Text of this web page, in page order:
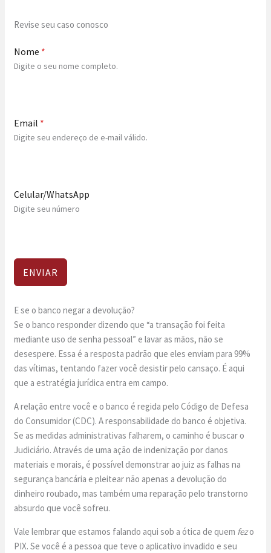
Revise seu caso conosco
Nome *
Digite o seu nome completo.
Email *
Digite seu endereço de e-mail válido.
Celular/WhatsApp
Digite seu número
ENVIAR
E se o banco negar a devolução?
Se o banco responder dizendo que “a transação foi feita
mediante uso de senha pessoal” e lavar as mãos, não se
desespere. Essa é a resposta padrão que eles enviam para 99%
das vítimas, tentando fazer você desistir pelo cansaço. É aqui
que a estratégia jurídica entra em campo.
A relação entre você e o banco é regida pelo Código de Defesa
do Consumidor (CDC). A responsabilidade do banco é objetiva.
Se as medidas administrativas falharem, o caminho é buscar o
Judiciário. Através de uma ação de indenização por danos
materiais e morais, é possível demonstrar ao juiz as falhas na
segurança bancária e pleitear não apenas a devolução do
dinheiro roubado, mas também uma reparação pelo transtorno
absurdo que você sofreu.
Vale lembrar que estamos falando aqui sob a ótica de quem fezo
PIX. Se você é a pessoa que teve o aplicativo invadido e seu